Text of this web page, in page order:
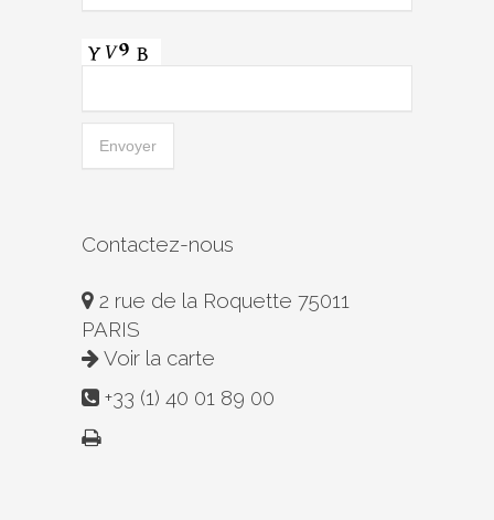
Contactez-nous
2 rue de la Roquette 75011
PARIS
Voir la carte
+33 (1) 40 01 89 00